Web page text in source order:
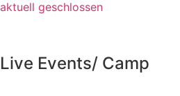
aktuell geschlossen
Live Events/ Camp